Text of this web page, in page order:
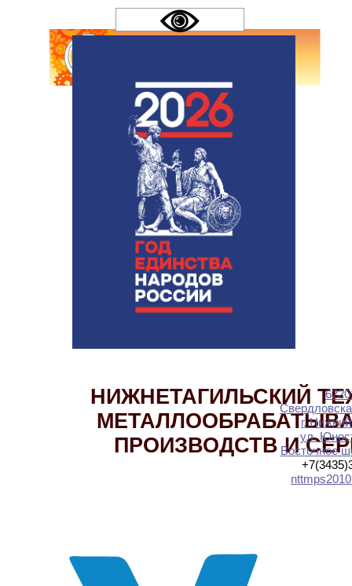
НИЖНЕТАГИЛЬСКИЙ
ПРОИЗВОДСТВ И
г.
ул.
Восточное